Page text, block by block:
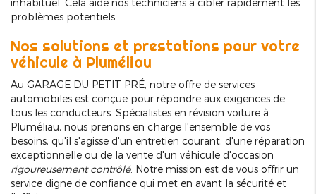
inhabituel. Cela aide nos techniciens à cibler rapidement les
problèmes potentiels.
Nos solutions et prestations pour votre
véhicule à Pluméliau
Au GARAGE DU PETIT PRÉ, notre offre de services
automobiles est conçue pour répondre aux exigences de
tous les conducteurs. Spécialistes en révision voiture à
Pluméliau, nous prenons en charge l'ensemble de vos
besoins, qu'il s'agisse d'un entretien courant, d'une réparation
exceptionnelle ou de la vente d'un véhicule d'occasion
rigoureusement contrôlé. Notre mission est de vous offrir un
service digne de confiance qui met en avant la sécurité et